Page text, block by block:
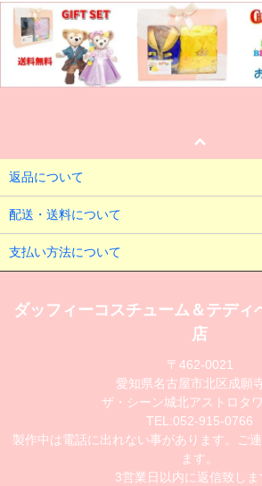
返品について
配送・送料について
支払い方法について
ダッフィーコスチューム＆テディ
店
〒462-0021
愛知県名古屋市北区成願
ザ・シーン城北アストロタ
TEL:052-915-0766
製作中は電話に出れない事があります。ご
ます。
3営業日以内に返信致しま